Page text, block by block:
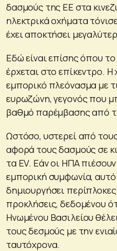
δασμούς της ΕΕ στα
ηλεκτρικά οχήματα
έχει αποκτήσει
Εδώ είναι επίσης όπου
έρχεται στο επίκεντρο.
εμπορικό πλεόνασμα με
ευρωζώνη, γεγονός που
βαθμό παρέμβασης από
Ωστόσο, υστερεί από
αφορά τους δασμούς σε
τα EV. Εάν οι ΗΠΑ
εμπορική συμφωνία,
δημιουργήσει
προκλήσεις, δεδομένου
Ηνωμένου Βασιλείου
τους δεσμούς με την
ταυτόχρονα.